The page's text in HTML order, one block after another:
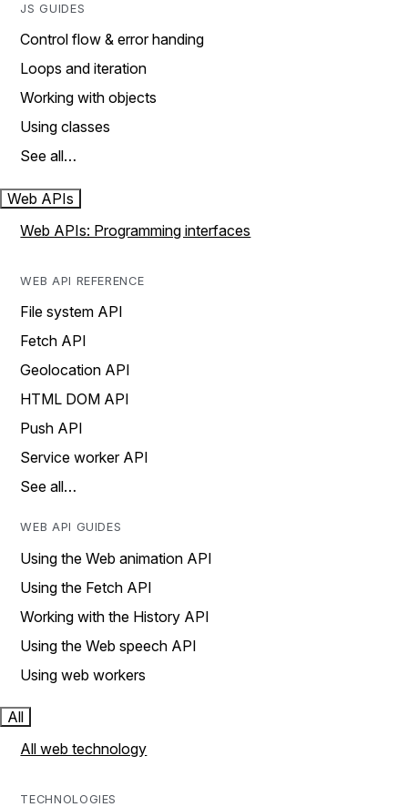
JS GUIDES
Control flow & error handing
Loops and iteration
Working with objects
Using classes
See all…
Web APIs
Web APIs: Programming interfaces
WEB API REFERENCE
File system API
Fetch API
Geolocation API
HTML DOM API
Push API
Service worker API
See all…
WEB API GUIDES
Using the Web animation API
Using the Fetch API
Working with the History API
Using the Web speech API
Using web workers
All
All web technology
TECHNOLOGIES